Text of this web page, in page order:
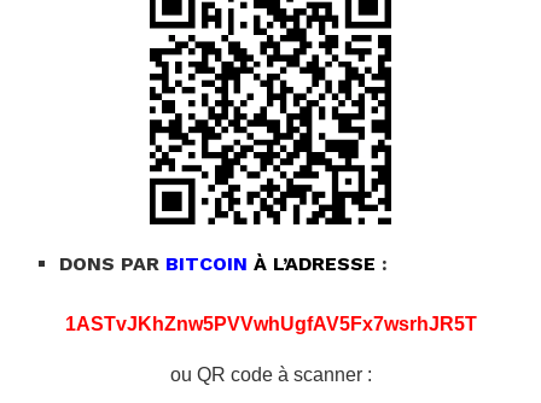
DONS PAR BITCOIN À L’ADRESSE :
1ASTvJKhZnw5PVVwhUgfAV5Fx7wsrhJR5T
ou QR code à scanner :